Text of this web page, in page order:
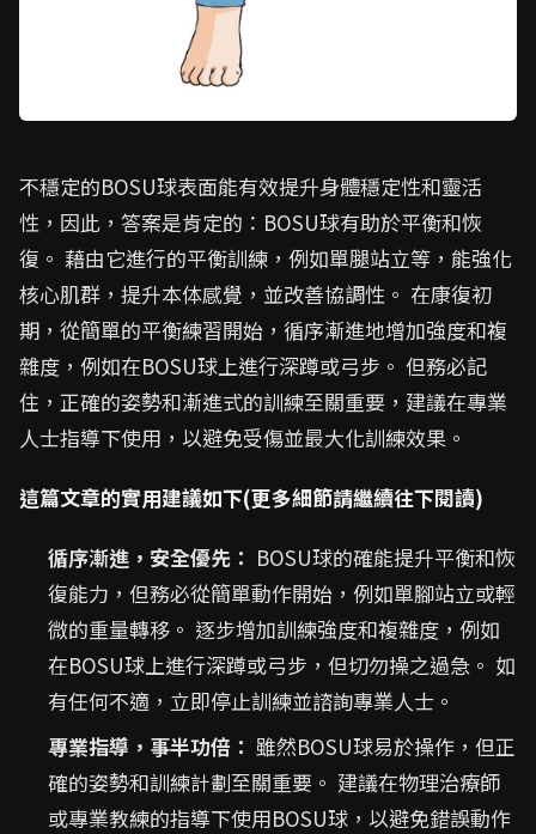
不穩定的BOSU球表面能有效提升身體穩定性和靈活
性，因此，答案是肯定的：BOSU球有助於平衡和恢
復。 藉由它進行的平衡訓練，例如單腿站立等，能強化
核心肌群，提升本体感覺，並改善協調性。 在康復初
期，從簡單的平衡練習開始，循序漸進地增加強度和複
雜度，例如在BOSU球上進行深蹲或弓步。 但務必記
住，正確的姿勢和漸進式的訓練至關重要，建議在專業
人士指導下使用，以避免受傷並最大化訓練效果。
這篇文章的實用建議如下(更多細節請繼續往下閱讀)
循序漸進，安全優先： BOSU球的確能提升平衡和恢
復能力，但務必從簡單動作開始，例如單腳站立或輕
微的重量轉移。 逐步增加訓練強度和複雜度，例如
在BOSU球上進行深蹲或弓步，但切勿操之過急。 如
有任何不適，立即停止訓練並諮詢專業人士。
專業指導，事半功倍： 雖然BOSU球易於操作，但正
確的姿勢和訓練計劃至關重要。 建議在物理治療師
或專業教練的指導下使用BOSU球，以避免錯誤動作